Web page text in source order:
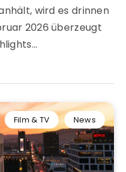
wird es drinnen
2026 überzeugt
Film & TV News